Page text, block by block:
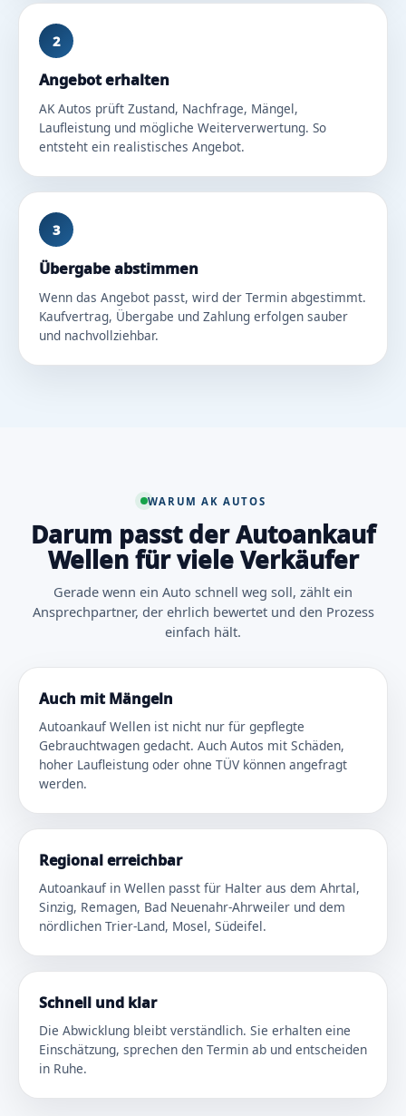
2
Angebot erhalten
AK Autos prüft Zustand, Nachfrage, Mängel,
Laufleistung und mögliche Weiterverwertung. So
entsteht ein realistisches Angebot.
3
Übergabe abstimmen
Wenn das Angebot passt, wird der Termin abgestimmt.
Kaufvertrag, Übergabe und Zahlung erfolgen sauber
und nachvollziehbar.
WARUM AK AUTOS
Darum passt der Autoankauf
Wellen für viele Verkäufer
Gerade wenn ein Auto schnell weg soll, zählt ein
Ansprechpartner, der ehrlich bewertet und den Prozess
einfach hält.
Auch mit Mängeln
Autoankauf Wellen ist nicht nur für gepflegte
Gebrauchtwagen gedacht. Auch Autos mit Schäden,
hoher Laufleistung oder ohne TÜV können angefragt
werden.
Regional erreichbar
Autoankauf in Wellen passt für Halter aus dem Ahrtal,
Sinzig, Remagen, Bad Neuenahr-Ahrweiler und dem
nördlichen Trier-Land, Mosel, Südeifel.
Schnell und klar
Die Abwicklung bleibt verständlich. Sie erhalten eine
Einschätzung, sprechen den Termin ab und entscheiden
in Ruhe.